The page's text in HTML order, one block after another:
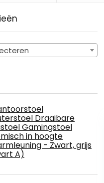
Draaibare
Gamingstoel
in hoogte
- Zwart, grijs
A)